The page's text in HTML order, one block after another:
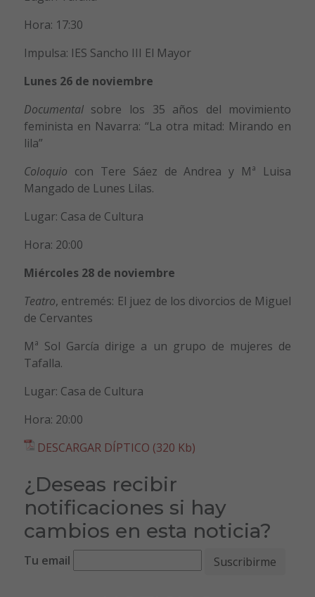
Hora: 17:30
Impulsa: IES Sancho III El Mayor
Lunes 26 de noviembre
Documental sobre los 35 años del movimiento
feminista en Navarra: “La otra mitad: Mirando en
lila”
Coloquio con Tere Sáez de Andrea y Mª Luisa
Mangado de Lunes Lilas.
Lugar: Casa de Cultura
Hora: 20:00
Miércoles 28 de noviembre
Teatro, entremés: El juez de los divorcios de Miguel
de Cervantes
Mª Sol García dirige a un grupo de mujeres de
Tafalla.
Lugar: Casa de Cultura
Hora: 20:00
DESCARGAR DÍPTICO (320 Kb)
¿Deseas recibir
notificaciones si hay
cambios en esta noticia?
Tu email